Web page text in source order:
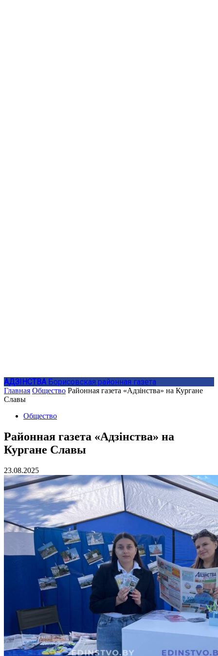
АДЗIНСТВА Борисовская районная газета
Главная Общество Районная газета «Адзiнства» на Кургане
Славы
Общество
Районная газета «Адзiнства» на
Кургане Славы
23.08.2025